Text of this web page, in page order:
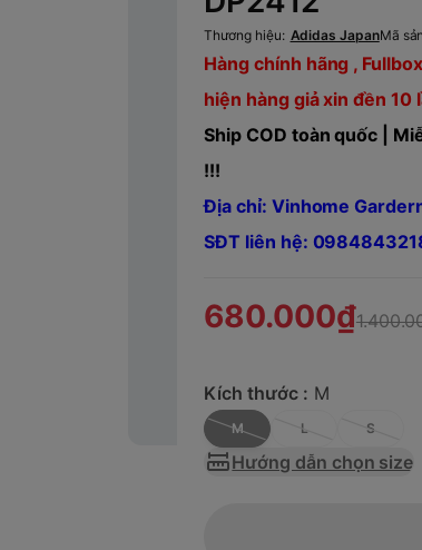
Thương hiệu: Adidas JapanMã
Hàng chính hãng ,
hiện hàng giả xin đền 10
Ship COD toàn quốc |
!!!
Địa chỉ: Vinhome
SĐT liên hệ:
680.000₫
Kích thước : M
M L S
Hướng dẫn chọn size